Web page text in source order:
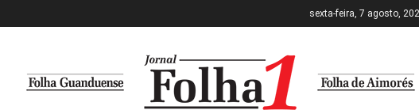
sexta-feira, 7 agosto,